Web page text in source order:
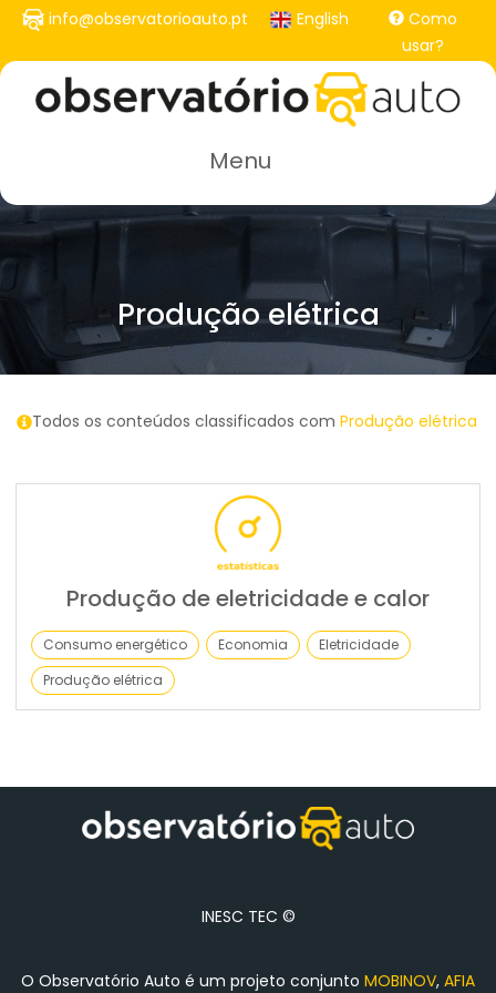
Passar
o
conteúdo
principal
info@observatorioauto.pt English
Como
usar?
Menu
Produção elétrica
Todos os conteúdos classificados com Produção elétrica
Produção de eletricidade e calor
Consumo energético Economia
Eletricidade
Produção elétrica
INESC TEC ©
O Observatório Auto é um projeto conjunto MOBINOV, AFIA